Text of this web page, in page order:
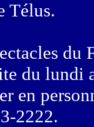
Télus.
du
du lundi
en
2222.